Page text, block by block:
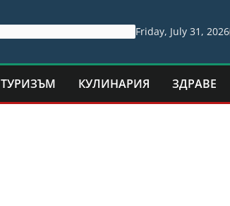
Friday, July 31, 2026
ТУРИЗЪМ КУЛИНАРИЯ ЗДРАВЕ